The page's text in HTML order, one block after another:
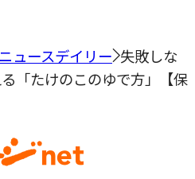
ュースデイリー 失敗しな
「たけのこのゆで方」【保